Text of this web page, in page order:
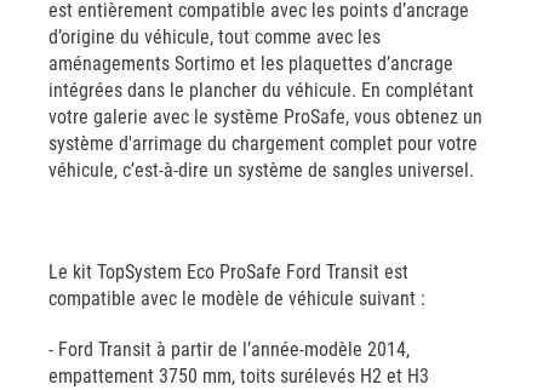
est entièrement compatible avec les points d’ancrage
d’origine du véhicule, tout comme avec les
aménagements Sortimo et les plaquettes d’ancrage
intégrées dans le plancher du véhicule. En complétant
votre galerie avec le système ProSafe, vous obtenez un
système d'arrimage du chargement complet pour votre
véhicule, c’est-à-dire un système de sangles universel.
Le kit TopSystem Eco ProSafe Ford Transit est
compatible avec le modèle de véhicule suivant :
- Ford Transit à partir de l’année-modèle 2014,
empattement 3750 mm, toits surélevés H2 et H3